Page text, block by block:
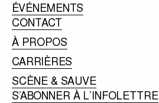
ÉVÉNEMENTS
CONTACT
À PROPOS
CARRIÈRES
SCÈNE & SAUVE
S’ABONNER À L’INFOLETTRE